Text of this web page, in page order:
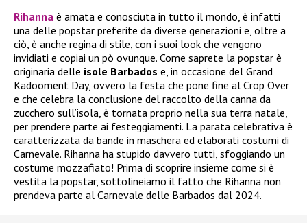
Rihanna è amata e conosciuta in tutto il mondo, è infatti
una delle popstar preferite da diverse generazioni e, oltre a
ciò, è anche regina di stile, con i suoi look che vengono
invidiati e copiai un pò ovunque. Come saprete la popstar è
originaria delle isole Barbados e, in occasione del Grand
Kadooment Day, ovvero la festa che pone fine al Crop Over
e che celebra la conclusione del raccolto della canna da
zucchero sull’isola, è tornata proprio nella sua terra natale,
per prendere parte ai festeggiamenti. La parata celebrativa è
caratterizzata da bande in maschera ed elaborati costumi di
Carnevale. Rihanna ha stupido davvero tutti, sfoggiando un
costume mozzafiato! Prima di scoprire insieme come si è
vestita la popstar, sottolineiamo il fatto che Rihanna non
prendeva parte al Carnevale delle Barbados dal 2024.